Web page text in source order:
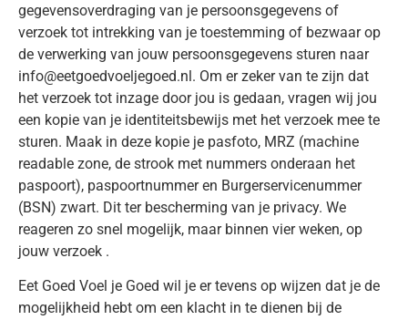
gegevensoverdraging van je persoonsgegevens of
verzoek tot intrekking van je toestemming of bezwaar op
de verwerking van jouw persoonsgegevens sturen naar
info@eetgoedvoeljegoed.nl. Om er zeker van te zijn dat
het verzoek tot inzage door jou is gedaan, vragen wij jou
een kopie van je identiteitsbewijs met het verzoek mee te
sturen. Maak in deze kopie je pasfoto, MRZ (machine
readable zone, de strook met nummers onderaan het
paspoort), paspoortnummer en Burgerservicenummer
(BSN) zwart. Dit ter bescherming van je privacy. We
reageren zo snel mogelijk, maar binnen vier weken, op
jouw verzoek .
Eet Goed Voel je Goed wil je er tevens op wijzen dat je de
mogelijkheid hebt om een klacht in te dienen bij de